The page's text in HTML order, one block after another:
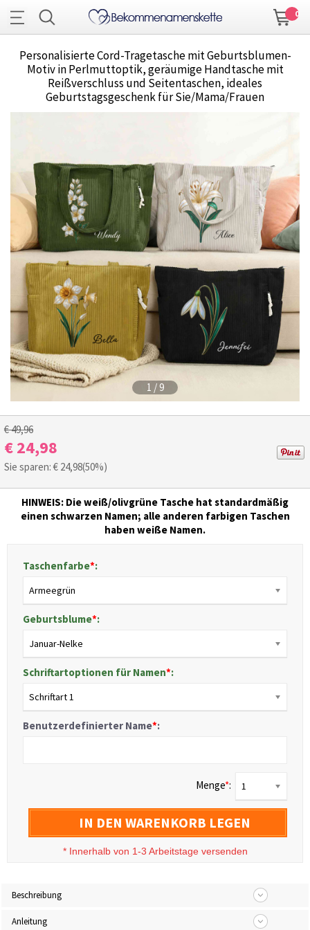
0
Personalisierte Cord-Tragetasche mit Geburtsblumen-
Motiv in Perlmuttoptik, geräumige Handtasche mit
Reißverschluss und Seitentaschen, ideales
Geburtstagsgeschenk für Sie/Mama/Frauen
1 /9
€ 49,96
€ 24,98
Sie sparen: € 24,98(50%)
HINWEIS: Die weiß/olivgrüne Tasche hat standardmäßig
einen schwarzen Namen; alle anderen farbigen Taschen
haben weiße Namen.
Taschenfarbe*:
Armeegrün
Geburtsblume*:
Januar-Nelke
Schriftartoptionen für Namen*:
Schriftart 1
Benutzerdefinierter Name*:
Menge*: 1
IN DEN WARENKORB LEGEN
* Innerhalb von 1-3 Arbeitstage versenden
Beschreibung
Anleitung